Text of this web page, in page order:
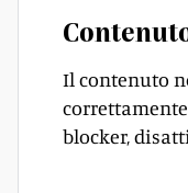
Il contenuto
blocker,